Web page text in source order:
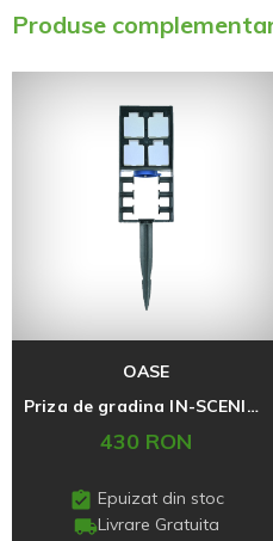
Produse
OASE
Priza de gradina IN-SCENIO 230, Oase
430 RON
Epuizat din stoc
Livrare Gratuita